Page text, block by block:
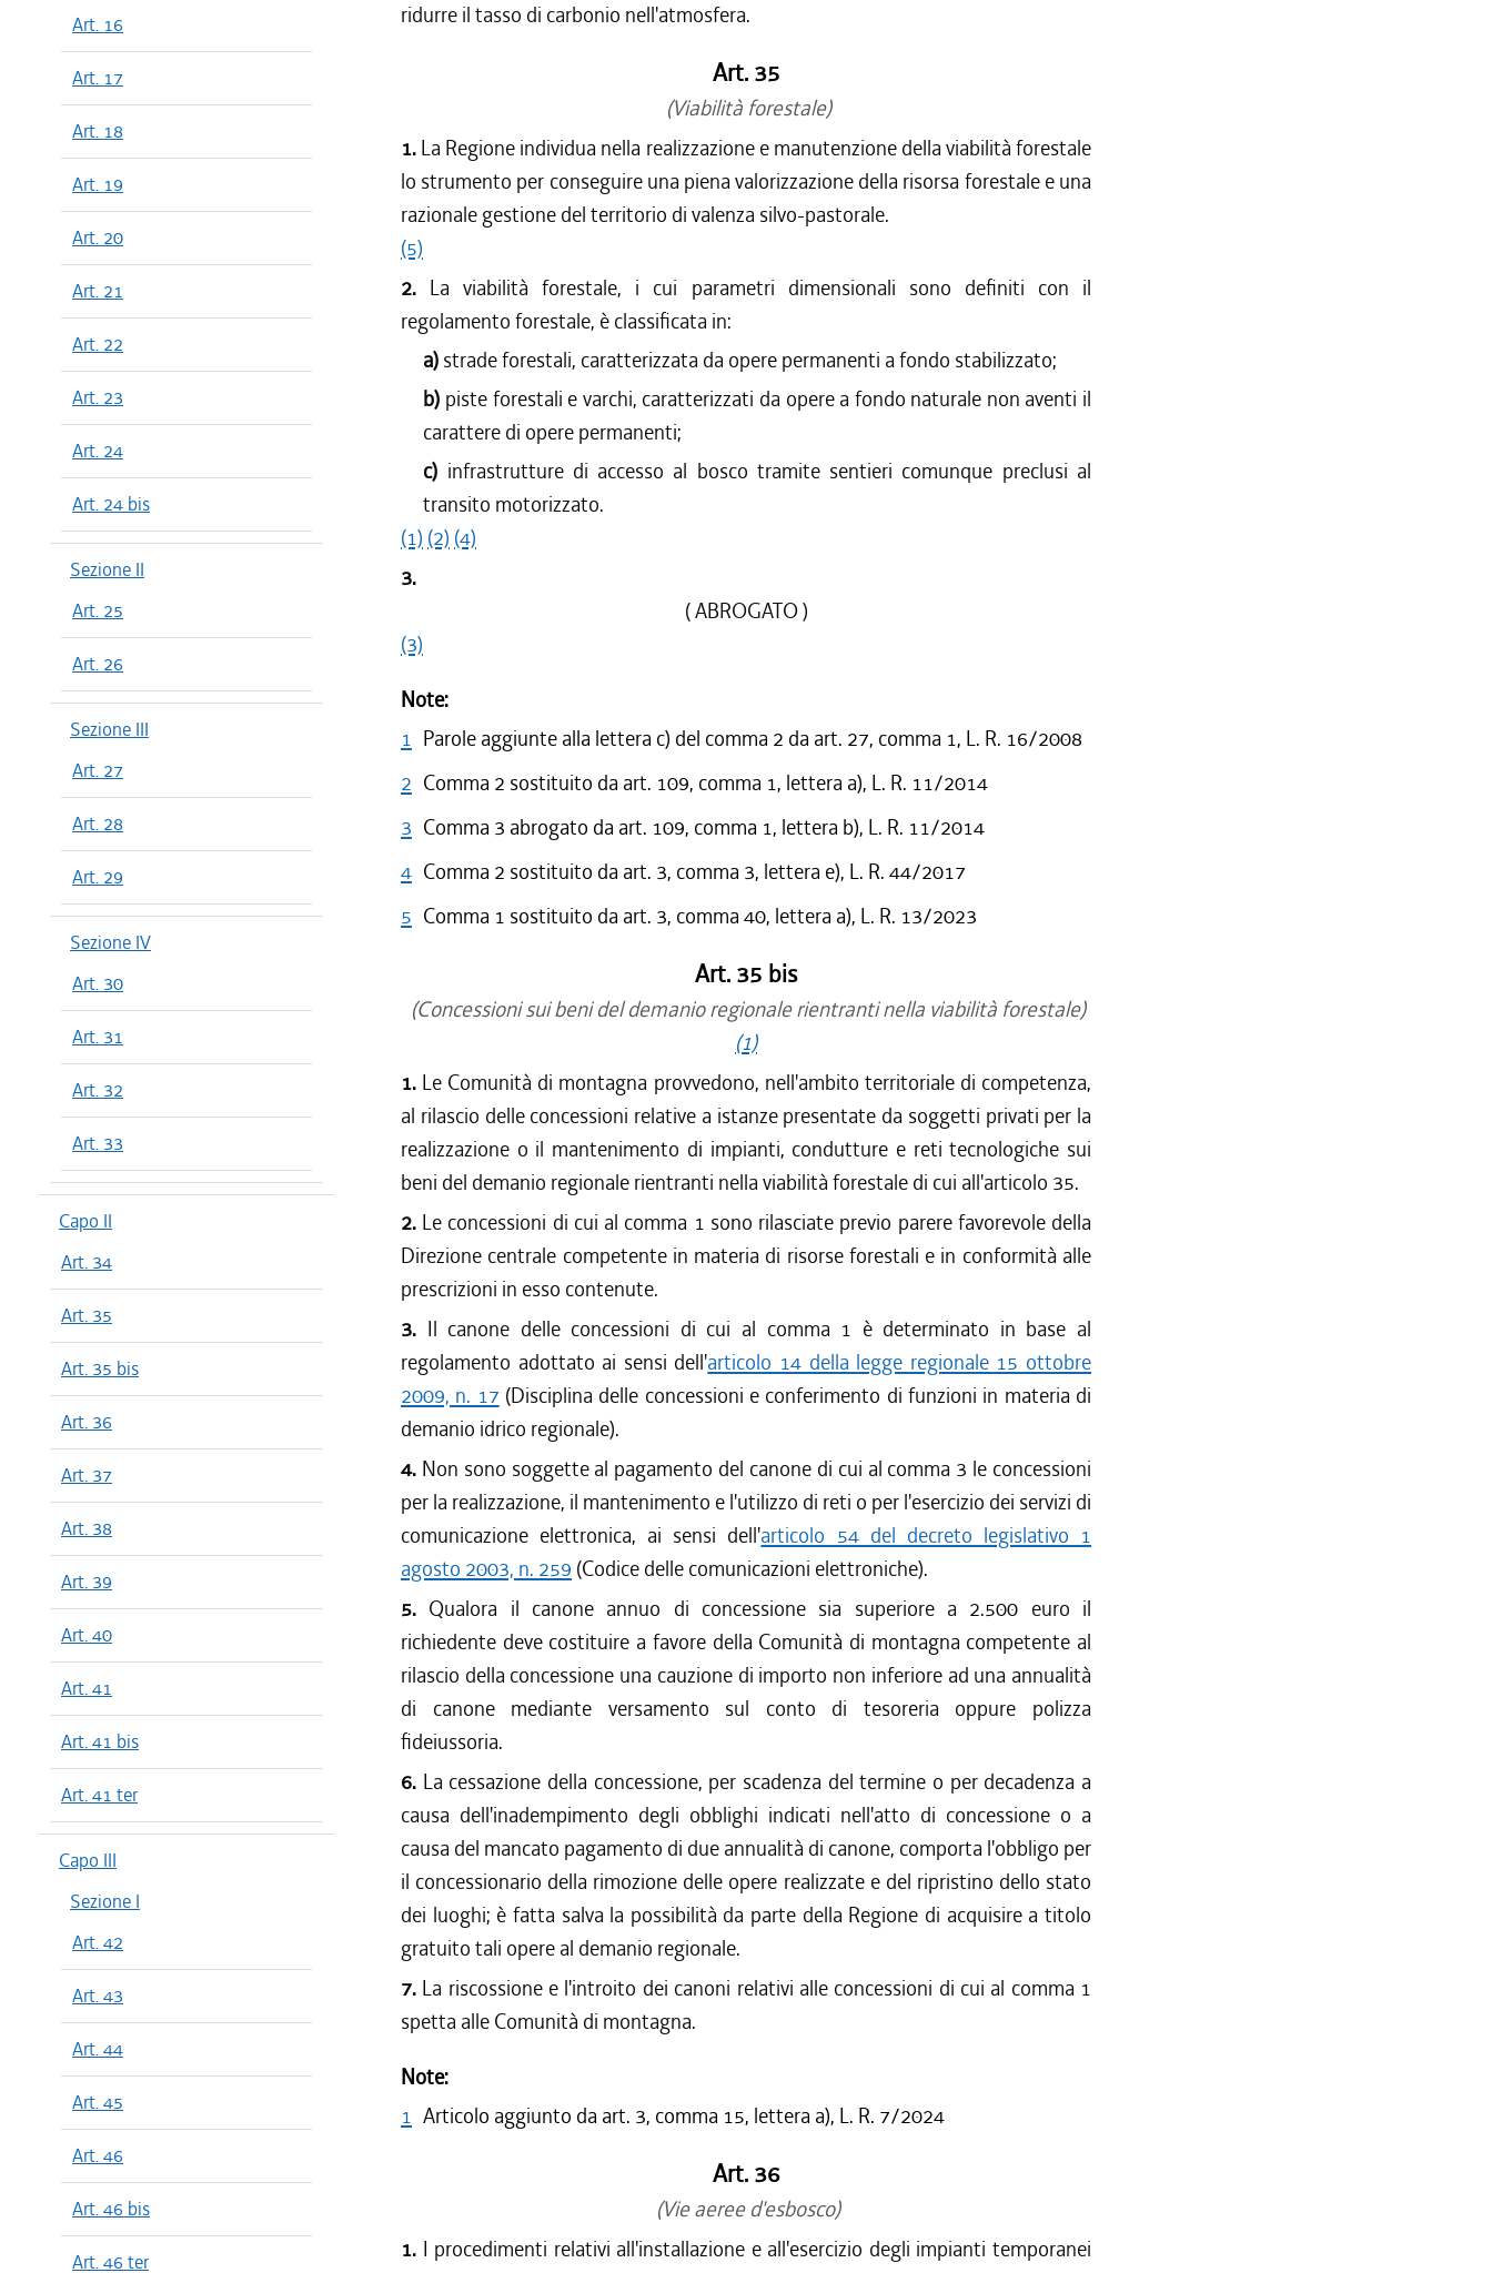
Art. 16
Art. 17
Art. 18
Art. 19
Art. 20
Art. 21
Art. 22
Art. 23
Art. 24
Art. 24 bis
Sezione II
Art. 25
Art. 26
Sezione III
Art. 27
Art. 28
Art. 29
Sezione IV
Art. 30
Art. 31
Art. 32
Art. 33
Capo II
Art. 34
Art. 35
Art. 35 bis
Art. 36
Art. 37
Art. 38
Art. 39
Art. 40
Art. 41
Art. 41 bis
Art. 41 ter
Capo III
Sezione I
Art. 42
Art. 43
Art. 44
Art. 45
Art. 46
Art. 46 bis
Art. 46 ter
ridurre il tasso di carbonio nell'atmosfera.
Art. 35
(Viabilità forestale)
1. La Regione individua nella realizzazione e manutenzione della viabilità forestale
lo strumento per conseguire una piena valorizzazione della risorsa forestale e una
razionale gestione del territorio di valenza silvo-pastorale.
(5)
2. La viabilità forestale, i cui parametri dimensionali sono definiti con il
regolamento forestale, è classificata in:
a) strade forestali, caratterizzata da opere permanenti a fondo stabilizzato;
b) piste forestali e varchi, caratterizzati da opere a fondo naturale non aventi il
carattere di opere permanenti;
c) infrastrutture di accesso al bosco tramite sentieri comunque preclusi al
transito motorizzato.
(1) (2) (4)
3.
( ABROGATO )
(3)
Note:
1 Parole aggiunte alla lettera c) del comma 2 da art. 27, comma 1, L. R. 16/2008
2 Comma 2 sostituito da art. 109, comma 1, lettera a), L. R. 11/2014
3 Comma 3 abrogato da art. 109, comma 1, lettera b), L. R. 11/2014
4 Comma 2 sostituito da art. 3, comma 3, lettera e), L. R. 44/2017
5 Comma 1 sostituito da art. 3, comma 40, lettera a), L. R. 13/2023
Art. 35 bis
(Concessioni sui beni del demanio regionale rientranti nella viabilità forestale)
(1)
1. Le Comunità di montagna provvedono, nell'ambito territoriale di competenza,
al rilascio delle concessioni relative a istanze presentate da soggetti privati per la
realizzazione o il mantenimento di impianti, condutture e reti tecnologiche sui
beni del demanio regionale rientranti nella viabilità forestale di cui all'articolo 35.
2. Le concessioni di cui al comma 1 sono rilasciate previo parere favorevole della
Direzione centrale competente in materia di risorse forestali e in conformità alle
prescrizioni in esso contenute.
3. Il canone delle concessioni di cui al comma 1 è determinato in base al
regolamento adottato ai sensi dell'articolo 14 della legge regionale 15 ottobre
2009, n. 17 (Disciplina delle concessioni e conferimento di funzioni in materia di
demanio idrico regionale).
4. Non sono soggette al pagamento del canone di cui al comma 3 le concessioni
per la realizzazione, il mantenimento e l'utilizzo di reti o per l'esercizio dei servizi di
comunicazione elettronica, ai sensi dell'articolo 54 del decreto legislativo 1
agosto 2003, n. 259 (Codice delle comunicazioni elettroniche).
5. Qualora il canone annuo di concessione sia superiore a 2.500 euro il
richiedente deve costituire a favore della Comunità di montagna competente al
rilascio della concessione una cauzione di importo non inferiore ad una annualità
di canone mediante versamento sul conto di tesoreria oppure polizza
fideiussoria.
6. La cessazione della concessione, per scadenza del termine o per decadenza a
causa dell'inadempimento degli obblighi indicati nell'atto di concessione o a
causa del mancato pagamento di due annualità di canone, comporta l'obbligo per
il concessionario della rimozione delle opere realizzate e del ripristino dello stato
dei luoghi; è fatta salva la possibilità da parte della Regione di acquisire a titolo
gratuito tali opere al demanio regionale.
7. La riscossione e l'introito dei canoni relativi alle concessioni di cui al comma 1
spetta alle Comunità di montagna.
Note:
1 Articolo aggiunto da art. 3, comma 15, lettera a), L. R. 7/2024
Art. 36
(Vie aeree d'esbosco)
1. I procedimenti relativi all'installazione e all'esercizio degli impianti temporanei